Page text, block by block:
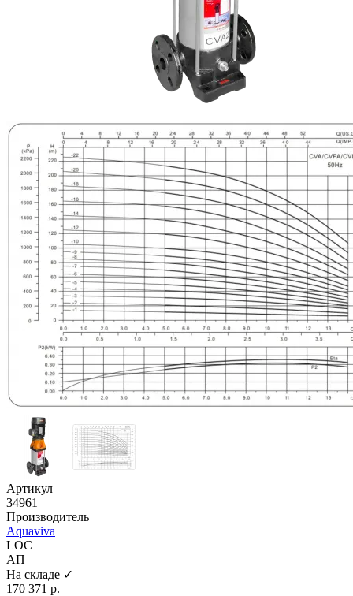
Артикул
34961
Производитель
Aquaviva
LOC
АП
На складе ✓
170 371 р.